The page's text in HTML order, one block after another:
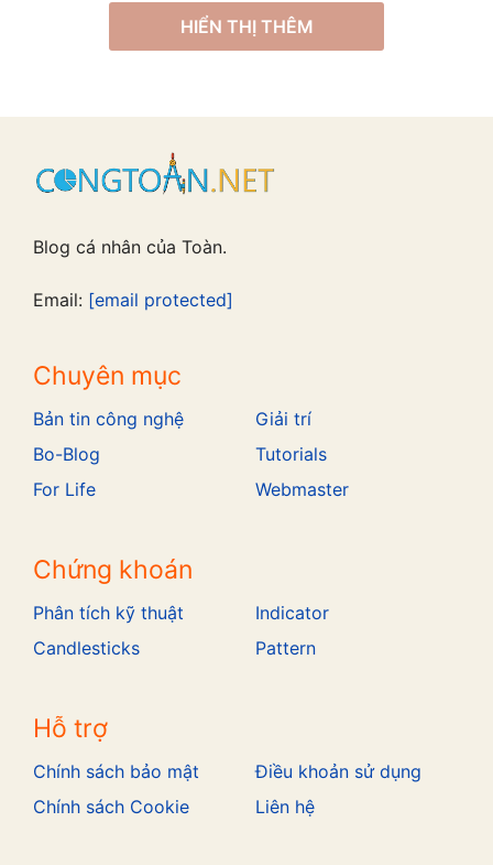
HIỂN THỊ THÊM
Blog cá nhân của Toàn.
Email: [email protected]
Chuyên mục
Bản tin công nghệ
Bo-Blog
For Life
Giải trí
Tutorials
Webmaster
Chứng khoán
Phân tích kỹ thuật
Candlesticks
Indicator
Pattern
Hỗ trợ
Chính sách bảo mật
Chính sách Cookie
Điều khoản sử dụng
Liên hệ